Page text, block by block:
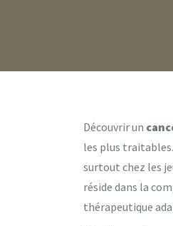
Découvrir un
les plus
surtout chez les
réside dans la
thérapeutique